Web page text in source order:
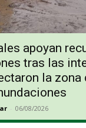
apoyan
tras las
la zona
- 06/08/2026